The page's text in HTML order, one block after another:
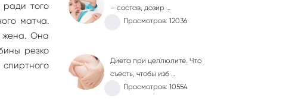
ради того
матча.
жена. Она
резко
– состав, дозир …
Просмотров: 12036
Диета при целлюлите. Что
съесть, чтобы изб …
Просмотров: 10554